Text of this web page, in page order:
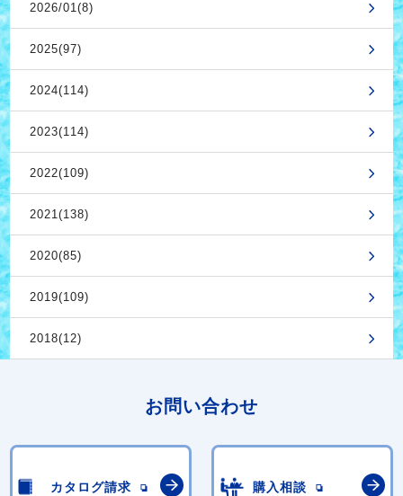
2026/01(8)
2025(97)
2024(114)
2023(114)
2022(109)
2021(138)
2020(85)
2019(109)
2018(12)
お問い合わせ
カタログ請求 購入相談